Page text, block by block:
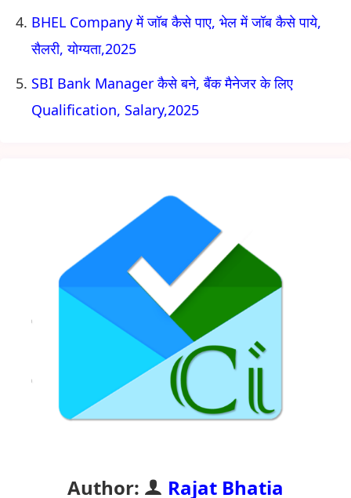
BHEL Company में जॉब कैसे पाए, भेल में जॉब कैसे पाये,
सैलरी, योग्यता,2025
SBI Bank Manager कैसे बने, बैंक मैनेजर के लिए
Qualification, Salary,2025
Author: Rajat Bhatia